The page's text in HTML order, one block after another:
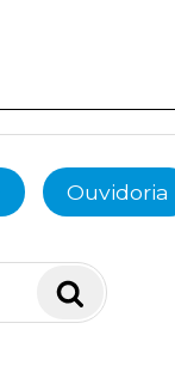
Ouvidoria
Pesquisar